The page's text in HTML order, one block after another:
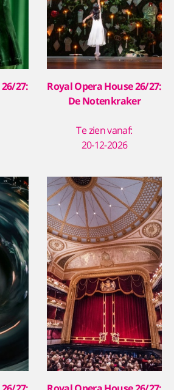
27:
Royal Opera House 26/27:
De Notenkraker
Te zien vanaf:
20-12-2026